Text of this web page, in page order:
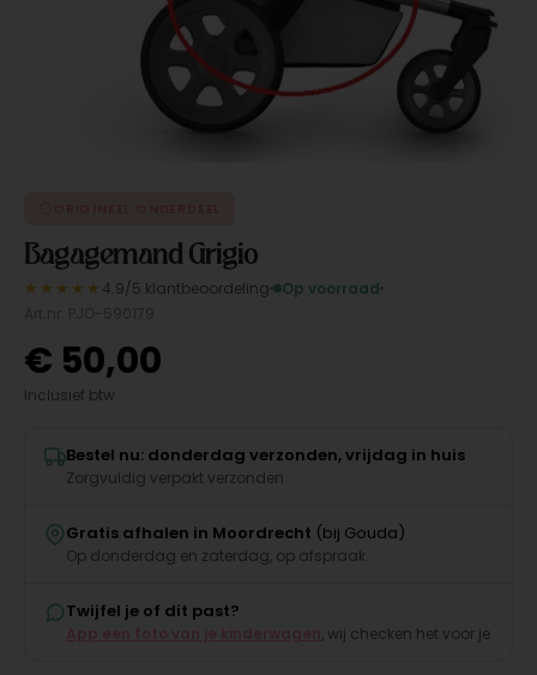
Bagagemand Grigio
★★★★★ 4.9/5 klantbeoordeling
Op voorraad
€ 50,00
Inclusief btw
Bestel nu: donderdag verzonden, vrijdag in huis
Zorgvuldig verpakt verzonden
Gratis afhalen in Moordrecht (bij Gouda)
Op donderdag en zaterdag, op afspraak
Twijfel je of dit past?
, wij checken het voor je